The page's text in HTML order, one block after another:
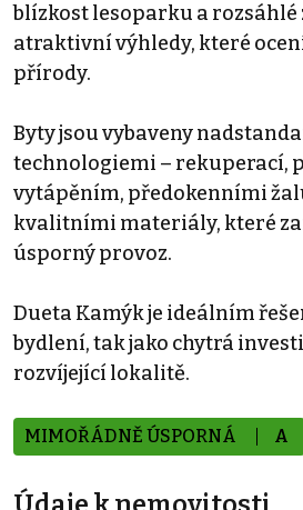
blízkost lesoparku a rozsáhlé
atraktivní výhledy, které
přírody.
Byty jsou vybaveny
technologiemi – rekuperací,
vytápěním, předokenními
kvalitními materiály, které
úsporný provoz.
Dueta Kamýk je ideálním
bydlení, tak jako chytrá
rozvíjející lokalitě.
MIMOŘÁDNĚ ÚSPORNÁ A